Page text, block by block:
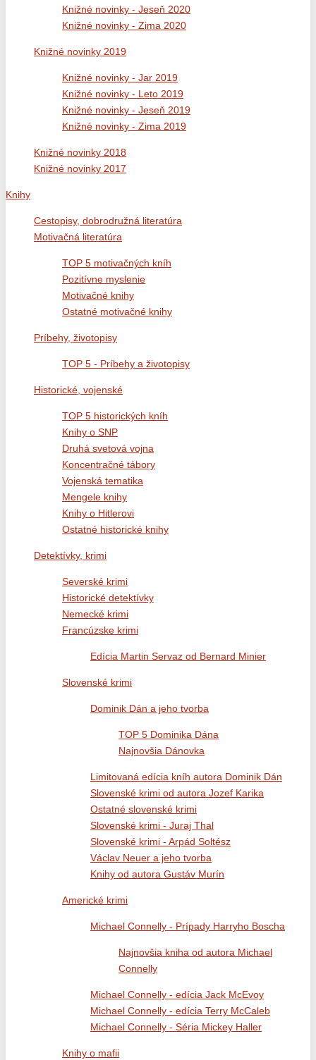
Knižné novinky - Jeseň 2020
Knižné novinky - Zima 2020
Knižné novinky 2019
Knižné novinky - Jar 2019
Knižné novinky - Leto 2019
Knižné novinky - Jeseň 2019
Knižné novinky - Zima 2019
Knižné novinky 2018
Knižné novinky 2017
Knihy
Cestopisy, dobrodružná literatúra
Motivačná literatúra
TOP 5 motivačných kníh
Pozitívne myslenie
Motivačné knihy
Ostatné motivačné knihy
Príbehy, životopisy
TOP 5 - Príbehy a životopisy
Historické, vojenské
TOP 5 historických kníh
Knihy o SNP
Druhá svetová vojna
Koncentračné tábory
Vojenská tematika
Mengele knihy
Knihy o Hitlerovi
Ostatné historické knihy
Detektívky, krimi
Severské krimi
Historické detektívky
Nemecké krimi
Francúzske krimi
Edícia Martin Servaz od Bernard Minier
Slovenské krimi
Dominik Dán a jeho tvorba
TOP 5 Dominika Dána
Najnovšia Dánovka
Limitovaná edícia kníh autora Dominik Dán
Slovenské krimi od autora Jozef Karika
Ostatné slovenské krimi
Slovenské krimi - Juraj Thal
Slovenské krimi - Arpád Soltész
Václav Neuer a jeho tvorba
Knihy od autora Gustáv Murín
Americké krimi
Michael Connelly - Prípady Harryho Boscha
Najnovšia kniha od autora Michael
Connelly
Michael Connelly - edícia Jack McEvoy
Michael Connelly - edícia Terry McCaleb
Michael Connelly - Séria Mickey Haller
Knihy o mafii